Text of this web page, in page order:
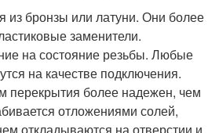
из бронзы или латуни. Они более
заменители.
на состояние резьбы. Любые
на качестве подключения.
перекрытия более надежен, чем
отложениями солей,
откладываются на отверстии и